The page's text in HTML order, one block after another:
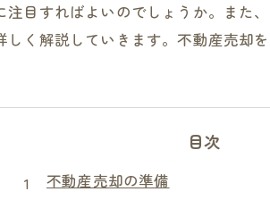
目すればよいのでしょうか。また
く解説していきます。不動産売却
目次
不動産売却の準備